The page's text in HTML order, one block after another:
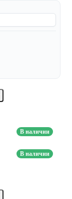
В наличии
В наличии